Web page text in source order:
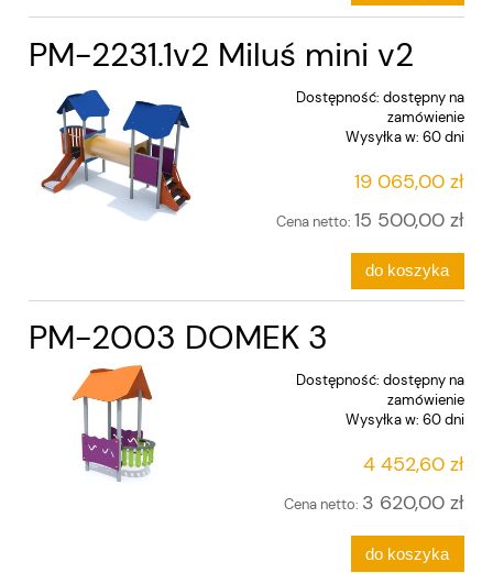
PM-2231.1v2 Miluś mini v2
Dostępność: dostępny na
zamówienie
Wysyłka w: 60 dni
19 065,00 zł
Cena netto: 15 500,00 zł
do koszyka
PM-2003 DOMEK 3
Dostępność: dostępny na
zamówienie
Wysyłka w: 60 dni
4 452,60 zł
Cena netto: 3 620,00 zł
do koszyka